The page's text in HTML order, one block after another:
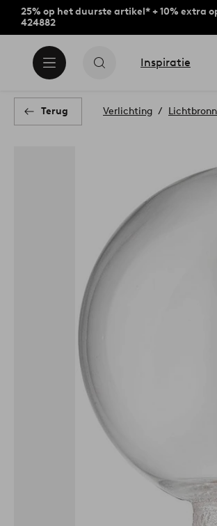
25% op het duurste artikel* + 10% extra
424882
Inspiratie
Terug Verlichting